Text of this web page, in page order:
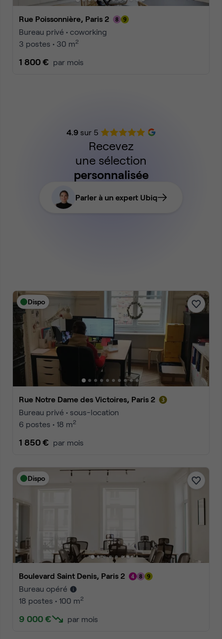
Rue Poissonnière, Paris 2
Bureau privé • coworking
3 postes • 30 m2
1 800 € par mois
4.9sur 5
Recevez
une sélection
personnalisée
Parler à un expert Ubiq
Dispo
Rue Notre Dame des Victoires, Paris 2
Bureau privé • sous-location
6 postes • 18 m2
1 850 € par mois
Dispo
Boulevard Saint Denis, Paris 2
Bureau opéré
18 postes • 100 m2
9 000 € par mois